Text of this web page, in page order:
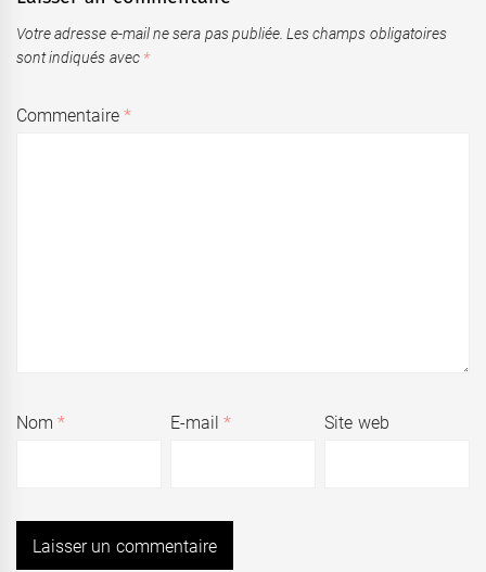
Votre adresse e-mail ne sera pas publiée. Les champs obligatoires
sont indiqués avec *
Commentaire*
Nom* E-mail* Site web